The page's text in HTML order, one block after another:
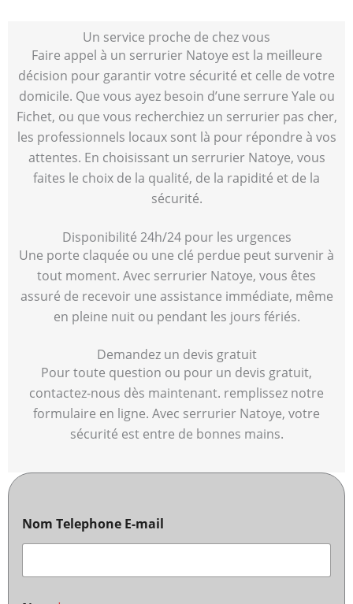
Un service proche de chez vous
Faire appel à un serrurier Natoye est la meilleure
décision pour garantir votre sécurité et celle de votre
domicile. Que vous ayez besoin d’une serrure Yale ou
Fichet, ou que vous recherchiez un serrurier pas cher,
les professionnels locaux sont là pour répondre à vos
attentes. En choisissant un serrurier Natoye, vous
faites le choix de la qualité, de la rapidité et de la
sécurité.
Disponibilité 24h/24 pour les urgences
Une porte claquée ou une clé perdue peut survenir à
tout moment. Avec serrurier Natoye, vous êtes
assuré de recevoir une assistance immédiate, même
en pleine nuit ou pendant les jours fériés.
Demandez un devis gratuit
Pour toute question ou pour un devis gratuit,
contactez-nous dès maintenant. remplissez notre
formulaire en ligne. Avec serrurier Natoye, votre
sécurité est entre de bonnes mains.
Nom Telephone E-mail